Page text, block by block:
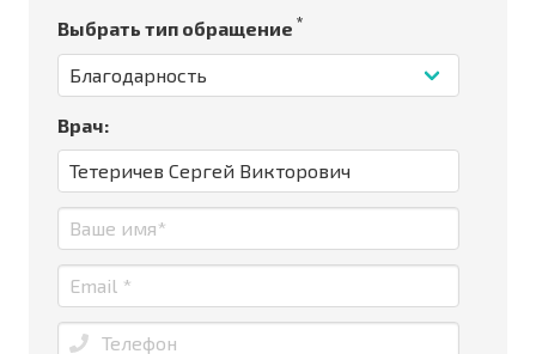
Выбрать тип обращение *
Врач: